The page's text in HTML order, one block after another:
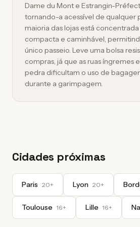
Dame du Mont e Estrangin-
tornando-a acessível de qualquer
maioria das lojas está
compacta e caminhável,
único passeio. Leve uma bolsa
compras, já que as ruas íngremes
pedra dificultam o uso de
durante a garimpagem.
Cidades próximas
Paris 20+ Lyon 20+
Toulouse 16+ Lille 16+